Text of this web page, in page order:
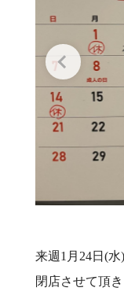
来週1月24日(
閉店させて頂き